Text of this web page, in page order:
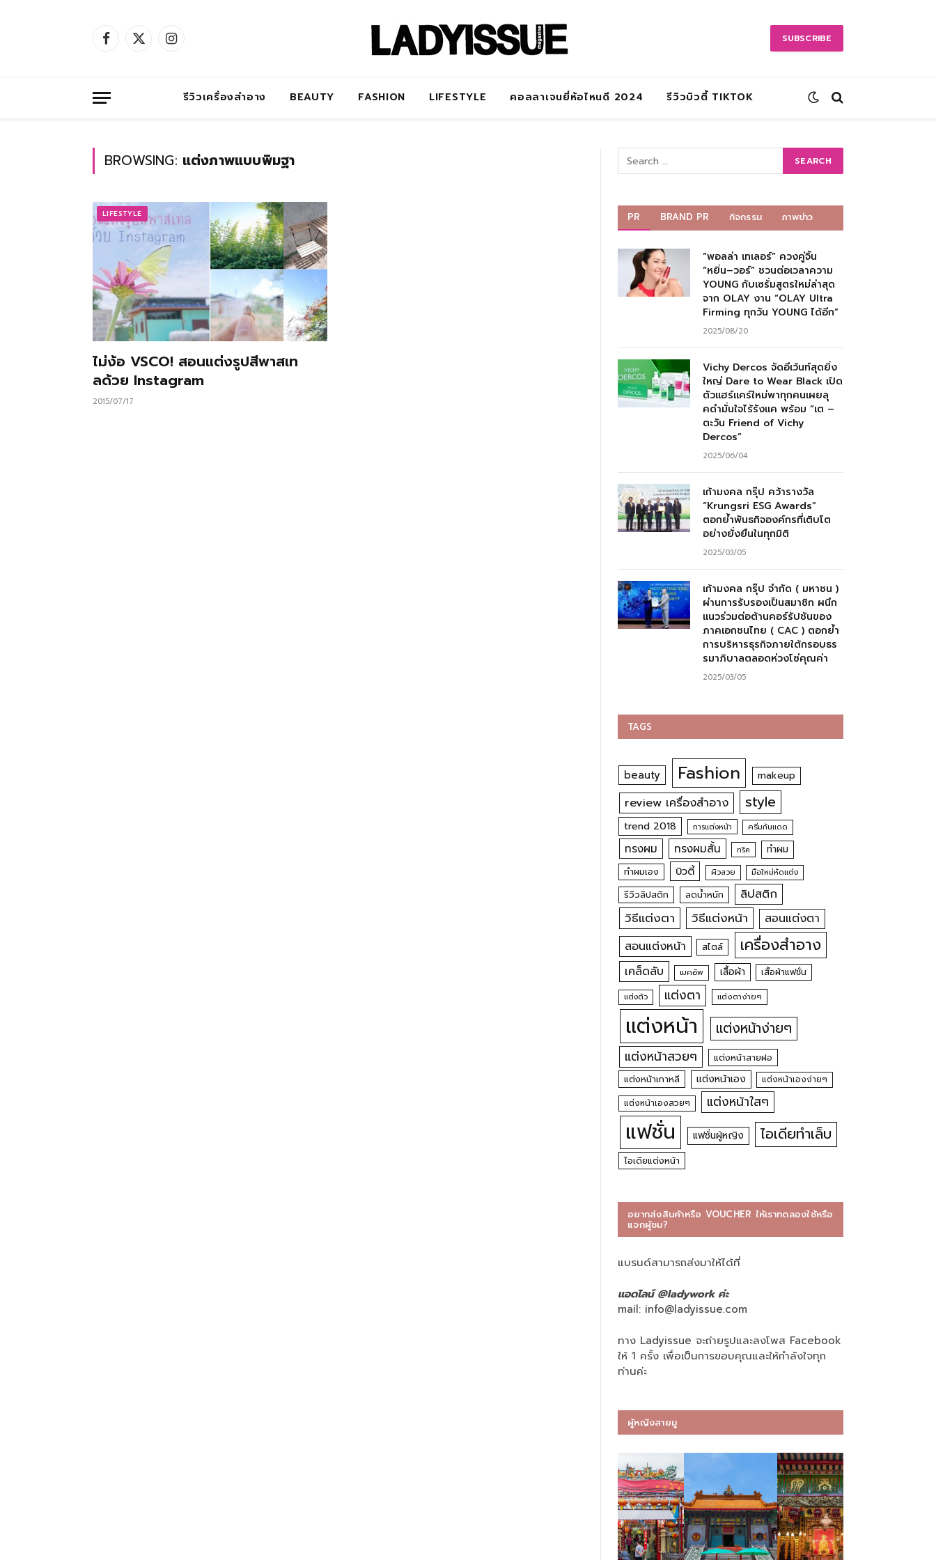
Facebook
X
Instagram SUBSCRIBE
รีวิวเครื่องสำอาง BEAUTY FASHION LIFESTYLE คอลลาเจนยี่ห้อไหนดี 2024 รีวิวบิวตี้ TIKTOK
BROWSING: แต่งภาพแบบพิมฐา
LIFESTYLE
ไม่ง้อ VSCO! สอนแต่งรูปสีพาสเท
ลด้วย Instagram
2015/07/17
PR BRAND PR กิจกรรม ภาพข่าว
“พอลล่า เทเลอร์” ควงคู่จิ้น
“หยิ่น–วอร์” ชวนต่อเวลาความ
YOUNG กับเซรั่มสูตรใหม่ล่าสุด
จาก OLAY งาน “OLAY Ultra
Firming ทุกวัน YOUNG ได้อีก”
2025/08/20
Vichy Dercos จัดอีเว้นท์สุดยิ่ง
ใหญ่ Dare to Wear Black เปิด
ตัวแฮร์แคร์ใหม่พาทุกคนเผยลุ
คดำมั่นใจไร้รังแค พร้อม “เต –
ตะวัน Friend of Vichy
Dercos”
2025/06/04
เก้ามงคล กรุ๊ป คว้ารางวัล
“Krungsri ESG Awards”
ตอกย้ำพันธกิจองค์กรที่เติบโต
อย่างยั่งยืนในทุกมิติ
2025/03/05
เก้ามงคล กรุ๊ป จำกัด ( มหาชน )
ผ่านการรับรองเป็นสมาชิก ผนึก
แนวร่วมต่อต้านคอร์รัปชันของ
ภาคเอกชนไทย ( CAC ) ตอกย้ำ
การบริหารธุรกิจภายใต้กรอบธร
รมาภิบาลตลอดห่วงโซ่คุณค่า
2025/03/05
TAGS
beauty Fashion makeup
review เครื่องสำอาง style
trend 2018 การแต่งหน้า ครีมกันแดด
ทรงผม ทรงผมสั้น ทริค ทำผม
ทำผมเอง บิวตี้ ผิวสวย มือใหม่หัดแต่ง
รีวิวลิปสติก ลดน้ำหนัก ลิปสติก
วิธีแต่งตา วิธีแต่งหน้า สอนแต่งตา
สอนแต่งหน้า สไตล์ เครื่องสำอาง
เคล็ดลับ เมคอัพ เสื้อผ้า เสื้อผ้าแฟชั่น
แต่งตัว แต่งตา แต่งตาง่ายๆ
แต่งหน้า แต่งหน้าง่ายๆ
แต่งหน้าสวยๆ
แต่งหน้าสายฝอ
แต่งหน้าเกาหลี
แต่งหน้าเอง
แต่งหน้าเองง่ายๆ
แต่งหน้าเองสวยๆ
แต่งหน้าใสๆ
แฟชั่น แฟชั่นผู้หญิง ไอเดียทำเล็บ
ไอเดียแต่งหน้า
อยากส่งสินค้าหรือ VOUCHER ให้เราทดลองใช้หรือ
แจกผู้ชม?
แบรนด์สามารถส่งมาให้ได้ที่
แอดไลน์ @ladywork ค่ะ
mail: info@ladyissue.com
ทาง Ladyissue จะถ่ายรูปและลงโพส Facebook
ให้ 1 ครั้ง เพื่อเป็นการขอบคุณและให้กำลังใจทุก
ท่านค่ะ
ผู้หญิงสายมู